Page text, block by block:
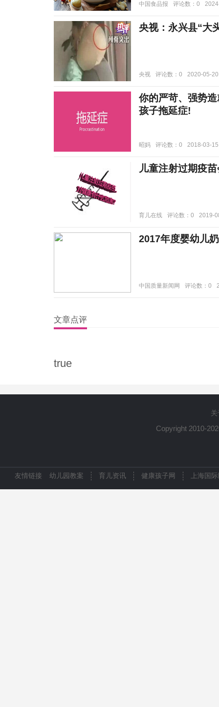
中国食品报 评论数：0
央视：永兴县“大
央视 评论数：0 2020-05-20
你的严苛、强势
孩子拖延症!
昭妈 评论数：0 2018-03-15
儿童注射过期疫
育儿在线 评论数：0 2019-
2017年度婴幼儿
中国质量新闻网 评论数：0
文章点评
true
Copyright 2010-
友情链接 幼儿园教案 育儿资讯 健康孩子网 上海国